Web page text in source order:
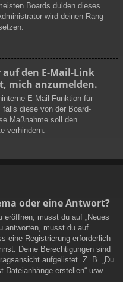
Boards dulden dieses
wird deinen Rang
den E-Mail-Link
mich anzumelden.
E-Mail-Funktion für
falls diese von der Board-
Maßnahme soll den
verhindern.
oder eine Antwort?
eröffnen, musst du auf „Neues
antworten, musst du auf
eine Registrierung erforderlich
Deine Berechtigungen sind
aufgelistet. Z. B. „Du
Dateianhänge erstellen“ usw.